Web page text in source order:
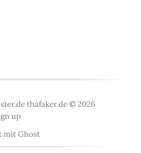
thafaker.de © 2026
up
mitGhost